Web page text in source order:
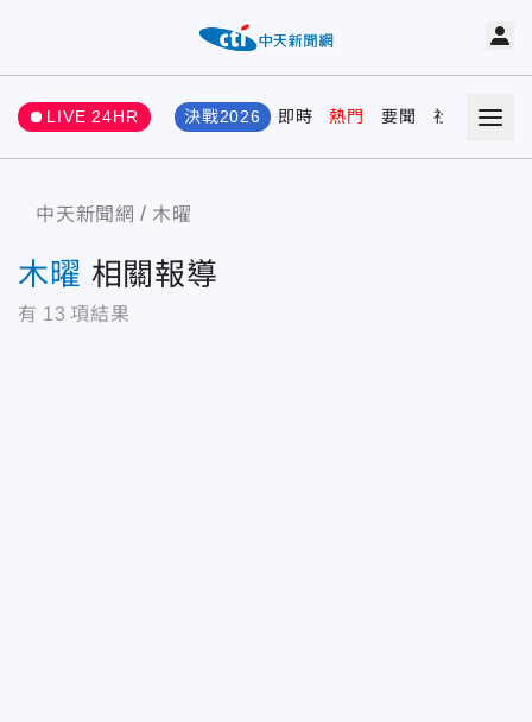
LIVE 24HR 決戰2026 即時 熱門 要聞 社會 娛樂
中天新聞網 木曜
木曜 相關報導
有 13 項結果